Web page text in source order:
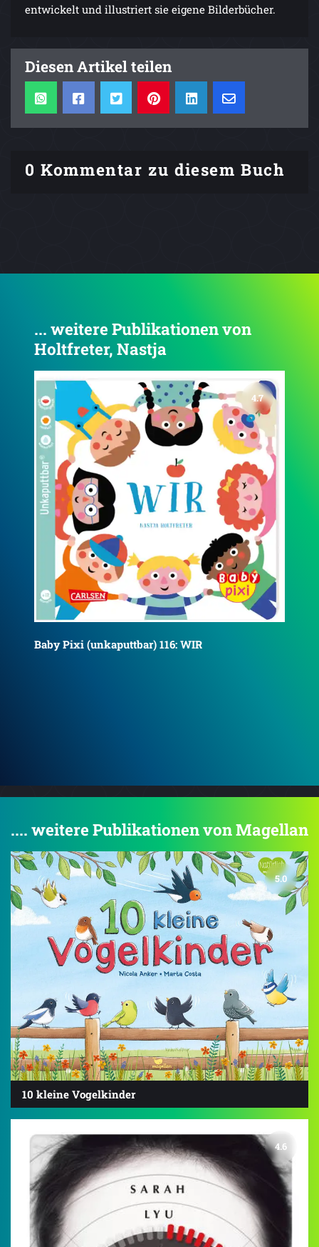
entwickelt und illustriert sie eigene Bilderbücher.
Diesen Artikel teilen
0 Kommentar zu diesem Buch
... weitere Publikationen von
Holtfreter, Nastja
4.7
Baby Pixi (unkaputtbar) 148: Wir gehen
.... weitere Publikationen von Magellan
5.0
10 kleine Vogelkinder
4.6